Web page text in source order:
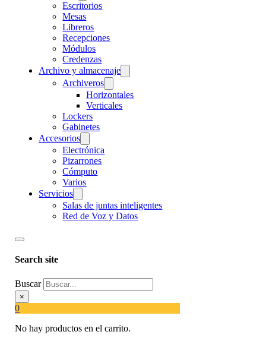
Escritorios
Mesas
Libreros
Recepciones
Módulos
Credenzas
Archivo y almacenaje
Archiveros
Horizontales
Verticales
Lockers
Gabinetes
Accesorios
Electrónica
Pizarrones
Cómputo
Varios
Servicios
Salas de juntas inteligentes
Red de Voz y Datos
Search site
Buscar
×
0
No hay productos en el carrito.